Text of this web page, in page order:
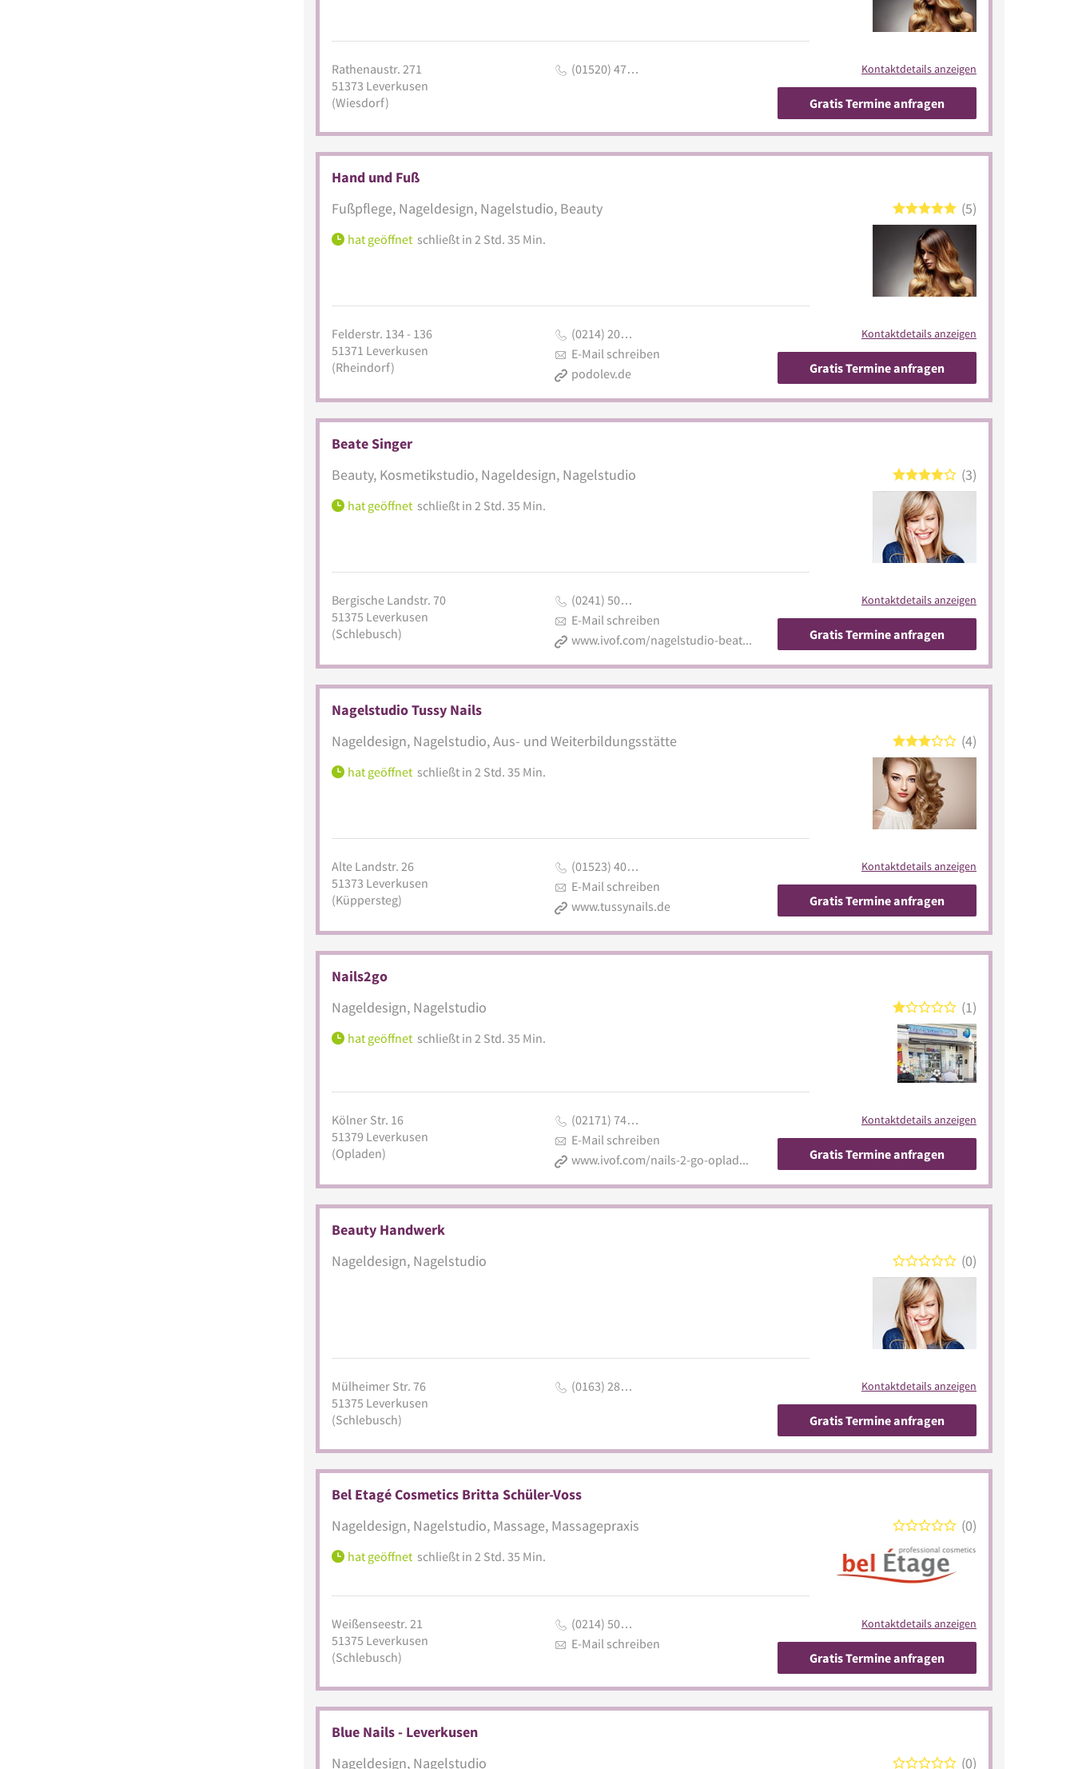
Rathenaustr. 271
51373 Leverkusen
(Wiesdorf)
(01520) 47… Kontaktdetails anzeigen
Gratis Termine anfragen
Hand und Fuß
Fußpflege, Nageldesign, Nagelstudio, Beauty
hat geöffnet schließt in 2 Std. 35 Min.
5
Felderstr. 134 - 136
51371 Leverkusen
(Rheindorf)
(0214) 20…
E-Mail schreiben
podolev.de
Kontaktdetails anzeigen
Gratis Termine anfragen
Beate Singer
Beauty, Kosmetikstudio, Nageldesign, Nagelstudio
hat geöffnet schließt in 2 Std. 35 Min.
3
Bergische Landstr. 70
51375 Leverkusen
(Schlebusch)
(0241) 50…
E-Mail schreiben
www.ivof.com/nagelstudio-beate-singer
Kontaktdetails anzeigen
Gratis Termine anfragen
Nagelstudio Tussy Nails
Nageldesign, Nagelstudio, Aus- und Weiterbildungsstätte
hat geöffnet schließt in 2 Std. 35 Min.
4
Alte Landstr. 26
51373 Leverkusen
(Küppersteg)
(01523) 40…
E-Mail schreiben
www.tussynails.de
Kontaktdetails anzeigen
Gratis Termine anfragen
Nails2go
Nageldesign, Nagelstudio
hat geöffnet schließt in 2 Std. 35 Min.
1
Kölner Str. 16
51379 Leverkusen
(Opladen)
(02171) 74…
E-Mail schreiben
www.ivof.com/nails-2-go-opladen-leverkusen
Kontaktdetails anzeigen
Gratis Termine anfragen
Beauty Handwerk
Nageldesign, Nagelstudio
0
Mülheimer Str. 76
51375 Leverkusen
(Schlebusch)
(0163) 28… Kontaktdetails anzeigen
Gratis Termine anfragen
Bel Etagé Cosmetics Britta Schüler-Voss
Nageldesign, Nagelstudio, Massage, Massagepraxis
hat geöffnet schließt in 2 Std. 35 Min.
0
Weißenseestr. 21
51375 Leverkusen
(Schlebusch)
(0214) 50…
E-Mail schreiben
Kontaktdetails anzeigen
Gratis Termine anfragen
Blue Nails - Leverkusen
Nageldesign, Nagelstudio
0